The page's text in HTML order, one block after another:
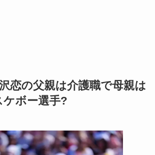
沢恋の父親は介護職で母親は
ボー選手?